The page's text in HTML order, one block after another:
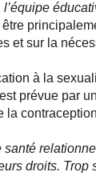
et sur la
à la
prévue par
la
droits.